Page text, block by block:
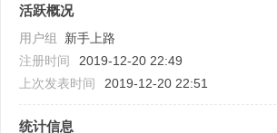
活跃概况
用户组 新手上路
注册时间
2019-12-20 22:49
上次发表时间
2019-12-20 22:51
统计信息